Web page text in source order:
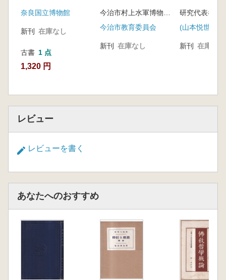
奈良国立博物館
新刊 在庫なし
古書 1 点
1,320 円
今治市教育委員会
新刊 在庫なし
ける石器・
(種子)の集成
研究代表者
(山本悦世(岡
新刊 在庫なし
レビュー
レビューを書く
あなたへのおすすめ